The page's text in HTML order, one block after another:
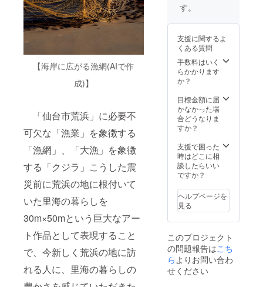
【海岸に広がる漁網(AIで作
成)】
「仙台市荒浜」に必要不
可欠な「漁業」を象徴する
「漁網」、「大漁」を象徴
する「クジラ」こうした震
災前に荒浜の地に根付いて
いた里海の暮らしを
30m×50mという巨大なアー
ト作品として表現すること
で、今新しく荒浜の地に訪
れる人に、里海の暮らしの
を発行
させて
頂きま
す。
う証明
ますの
で、非
常にお
すすめ
す。 海
辺のた
からも
あなた
の会社
のお名
前を記
しま
す。備
考欄に
て、記
いお名
前をご
記入く
ださ
い。
す。
支援に関するよ
くある質問
手数料はいく
らかかります
か？
目標金額に届
かなかった場
合どうなりま
すか？
支援で困った
時はどこに相
談したらいい
ですか？
ヘルプページを
見る
このプロジェクト
の問題報告はこち
らよりお問い合わ
せください